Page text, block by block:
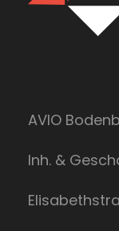
AVIO
Inh. &